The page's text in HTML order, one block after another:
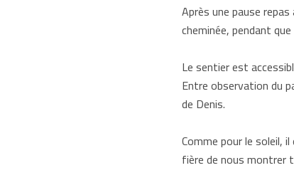
Après une pause
cheminée, pendant
Le sentier est
Entre observation du
de Denis.
Comme pour le soleil,
fière de nous montrer